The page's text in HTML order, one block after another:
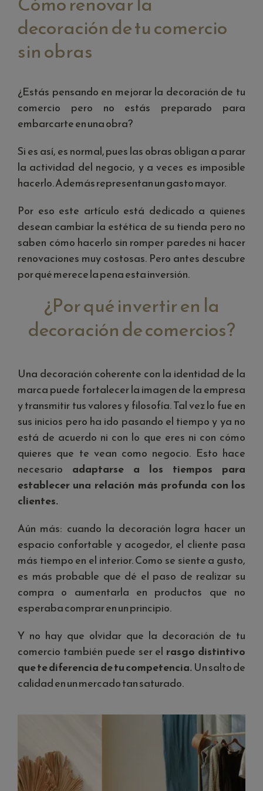
decoración de tu comercio
sin obras
¿Estás pensando en mejorar la decoración de tu
comercio pero no estás preparado para
embarcarte en una obra?
Si es así, es normal, pues las obras obligan a parar
la actividad del negocio, y a veces es imposible
hacerlo. Además representan un gasto mayor.
Por eso este artículo está dedicado a quienes
desean cambiar la estética de su tienda pero no
saben cómo hacerlo sin romper paredes ni hacer
renovaciones muy costosas. Pero antes descubre
por qué merece la pena esta inversión.
¿Por qué invertir en la
decoración de comercios?
Una decoración coherente con la identidad de la
marca puede fortalecer la imagen de la empresa
y transmitir tus valores y filosofía. Tal vez lo fue en
sus inicios pero ha ido pasando el tiempo y ya no
está de acuerdo ni con lo que eres ni con cómo
quieres que te vean como negocio. Esto hace
necesario adaptarse a los tiempos para
establecer una relación más profunda con los
clientes.
Aún más: cuando la decoración logra hacer un
espacio confortable y acogedor, el cliente pasa
más tiempo en el interior. Como se siente a gusto,
es más probable que dé el paso de realizar su
compra o aumentarla en productos que no
esperaba comprar en un principio.
Y no hay que olvidar que la decoración de tu
comercio también puede ser el rasgo distintivo
que te diferencia de tu competencia.Un salto de
calidad en un mercado tan saturado.